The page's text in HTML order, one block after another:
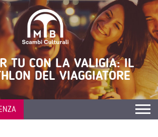
TU CON LA VALIGIA: IL
DEL VIAGGIATORE